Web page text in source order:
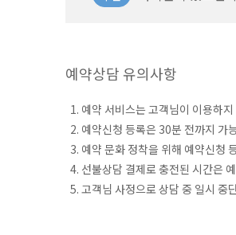
예약상담 유의사항
1. 예약 서비스는 고객님이 이용하
2. 예약신청 등록은 30분 전까지 가
3. 예약 문화 정착을 위해 예약신청
4. 선불상담 결제로 충전된 시간은
5. 고객님 사정으로 상담 중 일시 중